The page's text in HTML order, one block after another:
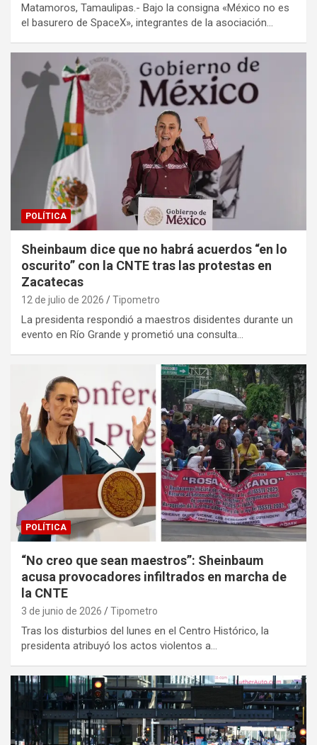
Matamoros, Tamaulipas.- Bajo la consigna «México no es
el basurero de SpaceX», integrantes de la asociación…
POLÍTICA
Sheinbaum dice que no habrá acuerdos “en lo
oscurito” con la CNTE tras las protestas en
Zacatecas
12 de julio de 2026 Tipometro
La presidenta respondió a maestros disidentes durante un
evento en Río Grande y prometió una consulta…
POLÍTICA
“No creo que sean maestros”: Sheinbaum
acusa provocadores infiltrados en marcha de
la CNTE
3 de junio de 2026 Tipometro
Tras los disturbios del lunes en el Centro Histórico, la
presidenta atribuyó los actos violentos a…